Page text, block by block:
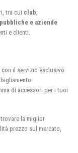
tra cui club
e aziende
e clienti.
con il servizio esclusivo
di accessori per i tuoi
la miglior
prezzo sul mercato,